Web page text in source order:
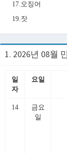
17.오징어
19.잣
1. 2026년 08월
일
자
요일
14
금요
일